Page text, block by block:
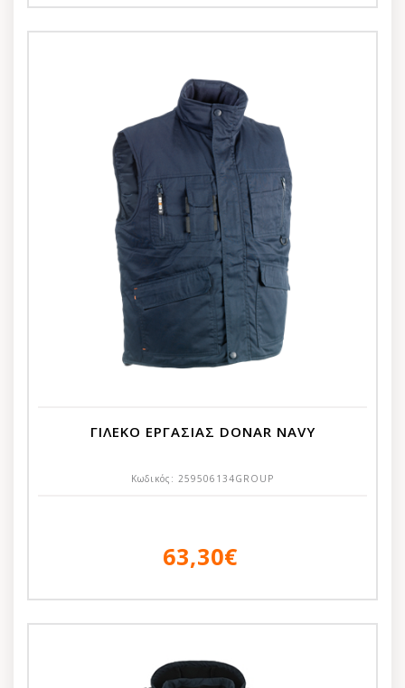
ΓΙΛΕΚΟ ΕΡΓΑΣΙΑΣ DONAR NAVY
Κωδικός: 259506134GROUP
63,30€